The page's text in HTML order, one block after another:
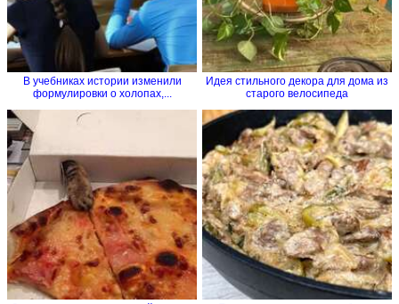
В учебниках истории изменили
формулировки о холопах,...
Идея стильного декора для дома из
старого велосипеда